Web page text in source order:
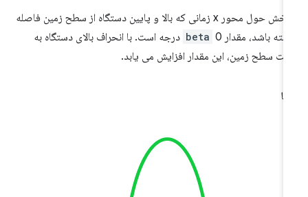
چرخش حول محور x زمانی که بالا و پایین دستگاه از سطح زمین فاصله
باشد، مقدار
beta 0 درجه است. با انحراف بالای دستگاه به
سطح زمین، این مقدار افزایش می یابد.